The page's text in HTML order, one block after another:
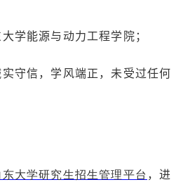
学能源与动力工程学院；
守信，学风端正，未受过任何
东大学研究生招生管理平台 ，进